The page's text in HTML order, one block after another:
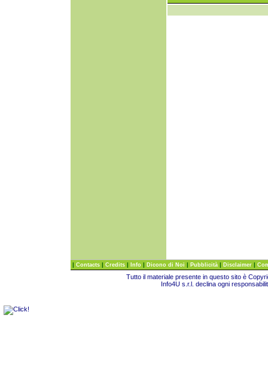
| Contacts | Credits | Info | Dicono di Noi | Pubblicità | Disclaimer |
Tutto il materiale presente in questo sito è
Info4U s.r.l. declina ogni